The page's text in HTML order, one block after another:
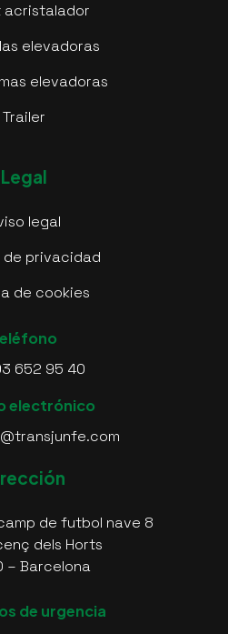
acristalador
elevadoras
elevadoras
Trailer
Legal
legal
de privacidad
de cookies
652 95 40
electrónico
de futbol nave 8
dels Horts
– Barcelona
de urgencia